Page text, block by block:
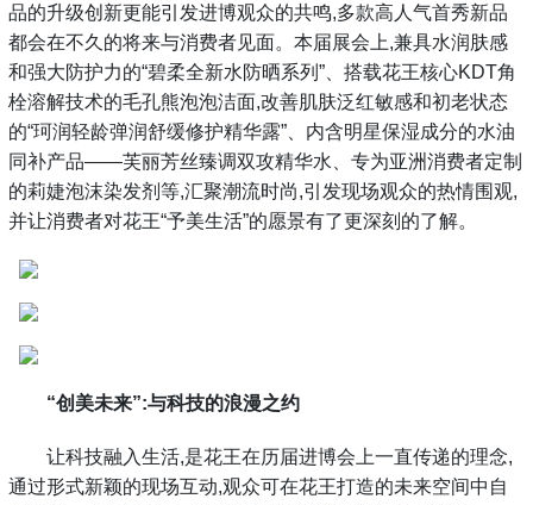
品的升级创新更能引发进博观众的共鸣,多款高人气首秀新品
都会在不久的将来与消费者见面。本届展会上,兼具水润肤感
和强大防护力的“碧柔全新水防晒系列”、搭载花王核心KDT角
栓溶解技术的毛孔熊泡泡洁面,改善肌肤泛红敏感和初老状态
的“珂润轻龄弹润舒缓修护精华露”、内含明星保湿成分的水油
同补产品——芙丽芳丝臻调双攻精华水、专为亚洲消费者定制
的莉婕泡沫染发剂等,汇聚潮流时尚,引发现场观众的热情围观,
并让消费者对花王“予美生活”的愿景有了更深刻的了解。
“创美未来”:与科技的浪漫之约
让科技融入生活,是花王在历届进博会上一直传递的理念,
通过形式新颖的现场互动,观众可在花王打造的未来空间中自